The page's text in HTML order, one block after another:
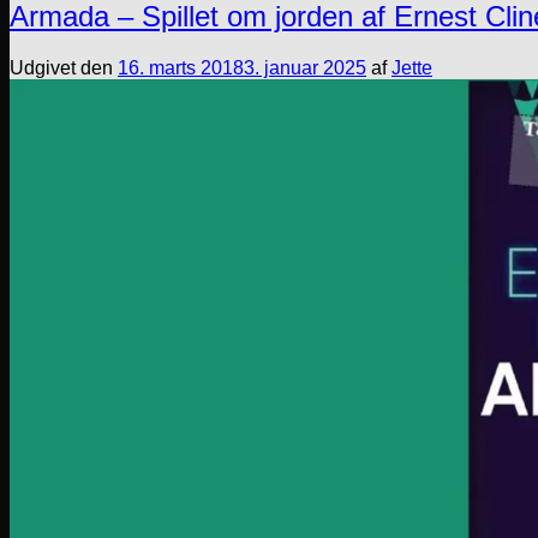
Armada – Spillet om jorden af Ernest
Udgivet den 16. marts 20183. januar 2025 afJette